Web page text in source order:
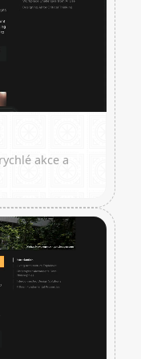
akce a